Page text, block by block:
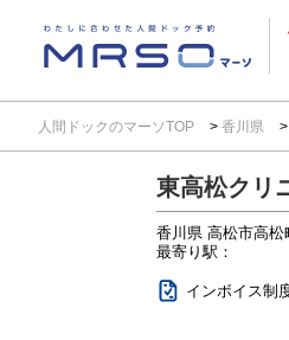
人間ドックのマーソTOP 香川県
東高松クリ
香川県 高松市高松
最寄り駅：
インボイス制